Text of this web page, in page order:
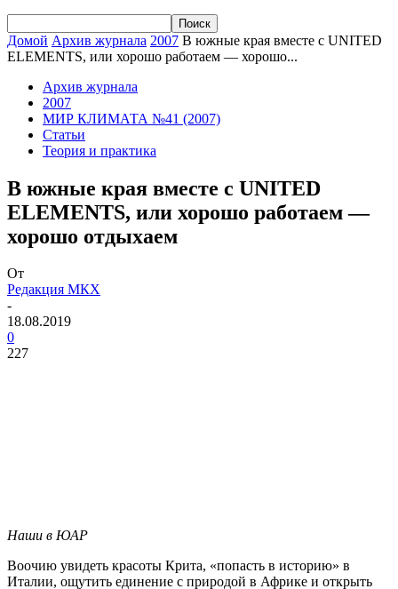
Домой Архив журнала 2007 В южные края вместе с UNITED
ELEMENTS, или хорошо работаем — хорошо...
Архив журнала
2007
МИР КЛИМАТА №41 (2007)
Статьи
Теория и практика
В южные края вместе с UNITED
ELEMENTS, или хорошо работаем —
хорошо отдыхаем
От
Редакция МКХ
-
18.08.2019
0
227
Наши в ЮАР
Воочию увидеть красоты Крита, «попасть в историю» в
Италии, ощутить единение с природой в Африке и открыть